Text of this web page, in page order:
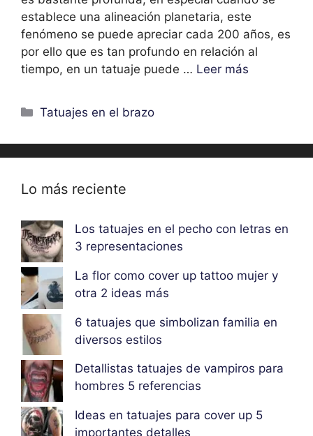
establece una alineación planetaria, este
fenómeno se puede apreciar cada 200 años, es
por ello que es tan profundo en relación al
tiempo, en un tatuaje puede … Leer más
Categorías
Tatuajes en el brazo
Lo más reciente
Los tatuajes en el pecho con letras en
3 representaciones
La flor como cover up tattoo mujer y
otra 2 ideas más
6 tatuajes que simbolizan familia en
diversos estilos
Detallistas tatuajes de vampiros para
hombres 5 referencias
Ideas en tatuajes para cover up 5
importantes detalles